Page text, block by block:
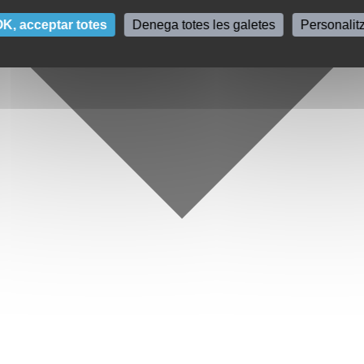
acceptar totes Denega totes les galetes